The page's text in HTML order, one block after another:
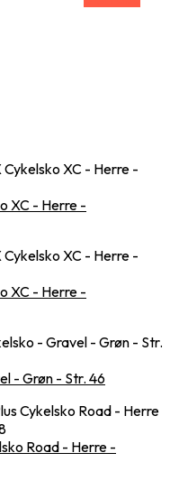
XC - Herre -
XC - Herre -
- Grøn - Str. 46
Road - Herre -